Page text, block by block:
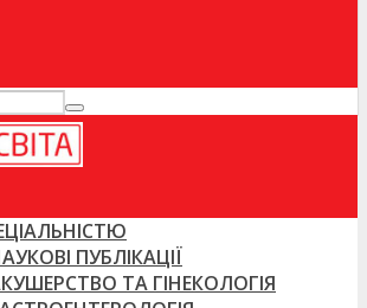
ПУБЛІКАЦІЇ
ТА ГІНЕКОЛОГІЯ